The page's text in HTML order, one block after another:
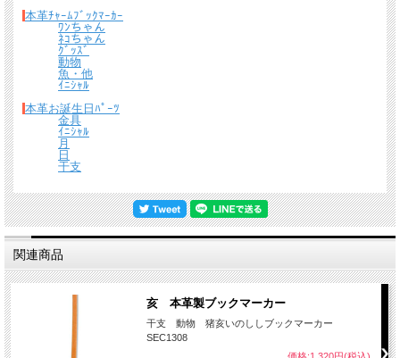
電車など交通機関の乗車カードしては関東・仙台エリアのSuica、地下鉄・私鉄な
どのPasmo、関西エリアのIcoca、東海エリアのToica、北海道エリアのKitaca等沢
山あり、そのすべて統一のサイズとなっております。またコンビニや自動販売機で
も使えたり、学生証・社員証と、電子マネーカード（ICカード）の併用できる物な
ど用途も幅広くなっています。
立体的かつユニークなデザインで多くの皆様にご利用いただいております。 また
高級感があり、贈り物にも大変人気です。
本革ﾁｬｰﾑﾌﾞｯｸﾏｰｶｰ
ﾜﾝちゃん
ﾈｺちゃん
ｸﾞｯｽﾞ
動物
魚・他
ｲﾆｼｬﾙ
本革お誕生日ﾊﾟｰﾂ
金具
ｲﾆｼｬﾙ
月
日
干支
関連商品
亥 本革製ブックマーカー
干支 動物 猪亥いのししブックマーカー
SEC1308